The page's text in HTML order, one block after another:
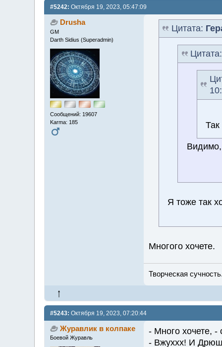
#5242: Октября 19, 2023, 05:47:09
Drusha
GM
Darth Sidius (Superadmin)
Сообщений: 19607
Karma: 185
Цитата:
Видимо,
Я тоже так
Многого хочете.
Творческая
#5243: Октября 19, 2023, 07:20:44
Журавлик в колпаке
Боевой Журавль
- Много хочете,
- Вжуххх! И